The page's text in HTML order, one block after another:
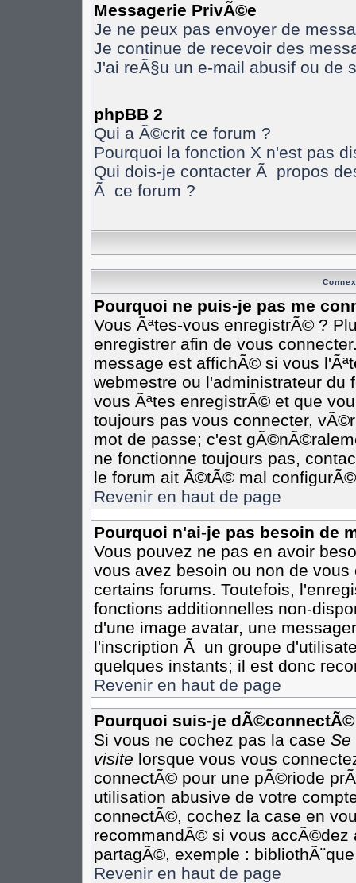
Messagerie PrivÃ©e
Je ne peux pas envoyer de
Je continue de recevoir des
J'ai reÃ§u un e-mail abusif ou de
phpBB 2
Qui a Ã©crit ce forum ?
Pourquoi la fonction X n'est pas
Qui dois-je contacter Ã propos
Ã ce forum ?
Pourquoi ne puis-je pas me
Vous Ãªtes-vous enregistrÃ© ?
enregistrer afin de vous
message est affichÃ© si vous
webmestre ou l'administrateur du
vous Ãªtes enregistrÃ© et que
toujours pas vous connecter,
mot de passe; c'est
ne fonctionne toujours pas,
le forum ait Ã©tÃ© mal
Revenir en haut de page
Pourquoi n'ai-je pas besoin de
Vous pouvez ne pas en avoir
vous avez besoin ou non de
certains forums. Toutefois,
fonctions additionnelles non-
d'une image avatar, une
l'inscription Ã un groupe
quelques instants; il est donc
Revenir en haut de page
Pourquoi suis-je
Si vous ne cochez pas la case Se
visite lorsque vous vous
connectÃ© pour une pÃ©riode
utilisation abusive de votre
connectÃ©, cochez la case en
recommandÃ© si vous accÃ©dez
partagÃ©, exemple :
Revenir en haut de page